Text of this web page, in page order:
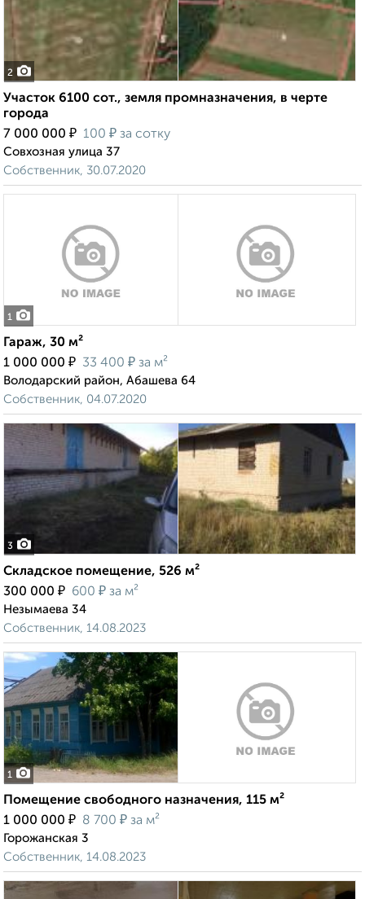
2
Участок 6100 сот., земля промназначения, в черте
города
7 000 000 ₽ 100 ₽ за сотку
Совхозная улица 37
Собственник, 30.07.2020
1
Гараж, 30 м²
1 000 000 ₽ 33 400 ₽ за м²
Володарский район, Абашева 64
Собственник, 04.07.2020
3
Складское помещение, 526 м²
300 000 ₽ 600 ₽ за м²
Незымаева 34
Собственник, 14.08.2023
1
Помещение свободного назначения, 115 м²
1 000 000 ₽ 8 700 ₽ за м²
Горожанская 3
Собственник, 14.08.2023